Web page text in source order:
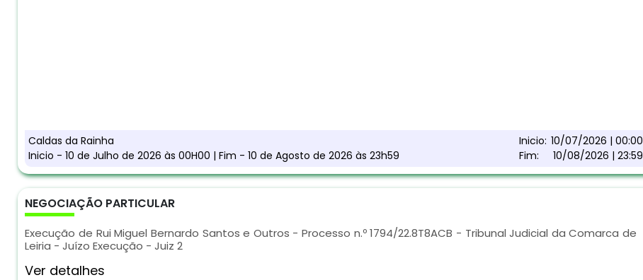
Caldas da Rainha
Inicio - 10 de Julho de 2026 às 00H00 | Fim - 10 de Agosto de 2026 às 23h59
Inicio: 10/07/2026 | 00:00
Fim:
10/08/2026 | 23:59
NEGOCIAÇÃO PARTICULAR
Execução de Rui Miguel Bernardo Santos e Outros - Processo n.º 1794/22.8T8ACB - Tribunal Judicial da Comarca de
Leiria - Juízo Execução - Juiz 2
Ver detalhes